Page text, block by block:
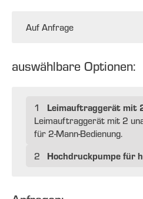
Auf Anfrage
auswählbare Optionen:
1 Leimauftraggerät mit
Leimauftraggerät mit 2
für 2-Mann-Bedienung.
2
Hochdruckpumpe für